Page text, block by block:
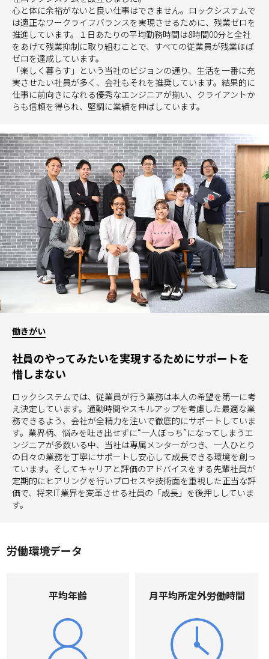
心と体に余裕がないと良い仕事はできません。ロックシステムで
は適正なワークライフバランスを実現させるために、残業ゼロを
推進しています。１日あたりの平均勤務時間は8時間00分と全社
をあげて残業抑制に取り組むことで、すべての従業員が残業ほぼ
ゼロを達成しています。
「楽しく暮らす」という当社のビジョンの通り、生活を一番に充
実させたい社員が多く、会社もそれを推奨しています。結果的に
仕事に前向きになれる優秀なエンジニアが揃い、クライアントか
らも信頼を得られ、堅調に業績を伸ばしています。
働きがい
社員のやってみたいを実現するためにサポートを
惜しまない
ロックシステムでは、従業員が行う業務は本人の希望を第一に考
え決定しています。通勤時間やスキルアップを考慮した最適な業
務できるよう、会社が全精力を注いで徹底的にサポートしていま
す。業界柄、悩みを吐き出せずに“一人ぼっち”になってしまうエ
ンジニアが多数いる中、当社は専属メンターがつき、一人ひとり
の日々の業務を丁寧にサポートし安心して成長できる環境を創っ
ています。そしてキャリアと評価のアドバイスをする先輩社員が
定期的にヒアリングを行いプロセスや技術面を重視した正当な評
価で、将来IT業界を変革させる社員の「成長」を後押ししていま
す。
労働環境データ
平均年齢 ⽉平均所定外労働時間